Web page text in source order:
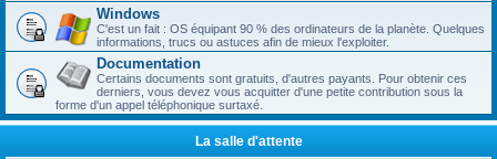
Windows
C'est un fait : OS équipant 90 % des ordinateurs de la planète. Quelques
informations, trucs ou astuces afin de mieux l'exploiter.
Documentation
Certains documents sont gratuits, d'autres payants. Pour obtenir ces
derniers, vous devez vous acquitter d'une petite contribution sous la
forme d'un appel téléphonique surtaxé.
La salle d'attente